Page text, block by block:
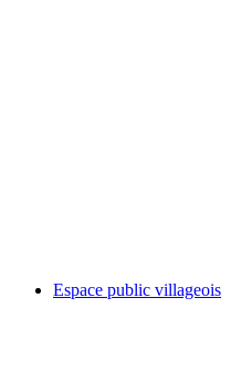
Espace public villageois